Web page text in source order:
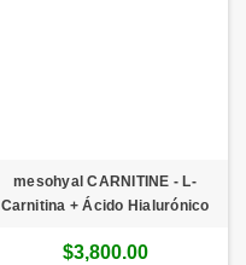
mesohyal CARNITINE - L-
Carnitina + Ácido Hialurónico
$3,800.00